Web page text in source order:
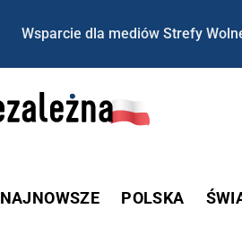
Wsparcie dla mediów Strefy
NAJNOWSZE POLSKA